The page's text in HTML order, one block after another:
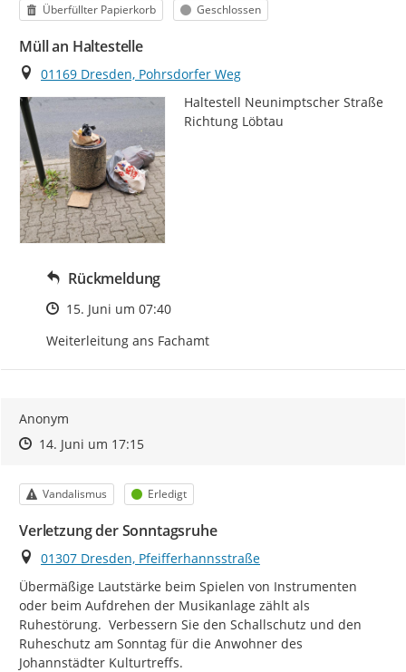
Kategorie
Überfüllter Papierkorb Status
Geschlossen
Müll an Haltestelle
Ort
01169 Dresden, Pohrsdorfer Weg
Haltestell Neunimptscher Straße
Richtung Löbtau
Rückmeldung
Zeitpunkt des Erstellens
15. Juni um 07:40
Weiterleitung ans Fachamt
Anonym
Zeitpunkt des Erstellens
Zeitpunkt des Erstellens
14. Juni um 17:15Zur Äußerung
Kategorie
Vandalismus Status
Erledigt
Verletzung der Sonntagsruhe
Ort
01307 Dresden, Pfeifferhannsstraße
Übermäßige Lautstärke beim Spielen von Instrumenten
oder beim Aufdrehen der Musikanlage zählt als
Ruhestörung.  Verbessern Sie den Schallschutz und den
Ruheschutz am Sonntag für die Anwohner des
Johannstädter Kulturtreffs.